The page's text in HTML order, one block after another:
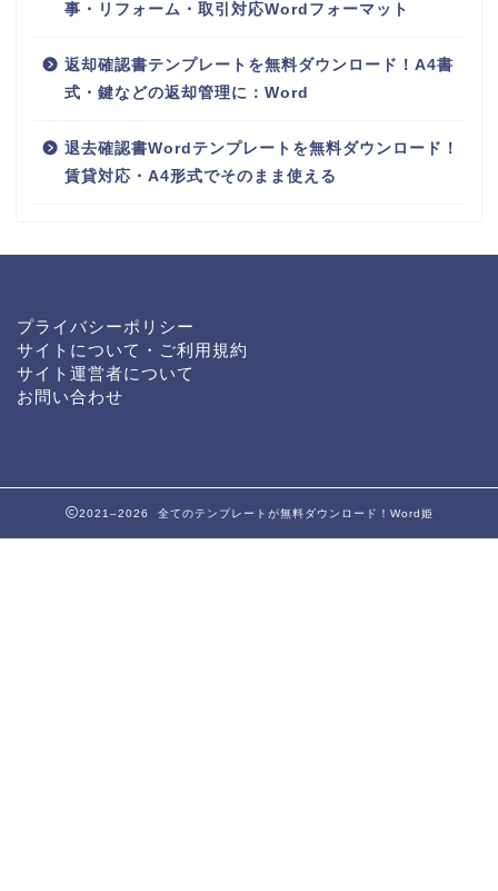
事・リフォーム・取引対応Wordフォーマット
返却確認書テンプレートを無料ダウンロード！A4書
式・鍵などの返却管理に：Word
退去確認書Wordテンプレートを無料ダウンロード！
賃貸対応・A4形式でそのまま使える
プライバシーポリシー
サイトについて・ご利用規約
サイト運営者について
お問い合わせ
2021–2026 全てのテンプレートが無料ダウンロード！Word姫